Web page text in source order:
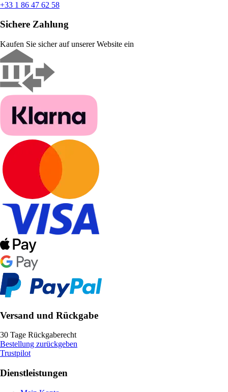
+33 1 86 47 62 58
Sichere Zahlung
Kaufen Sie sicher auf unserer Website ein
Versand und Rückgabe
30 Tage Rückgaberecht
Bestellung zurückgeben
Trustpilot
Dienstleistungen